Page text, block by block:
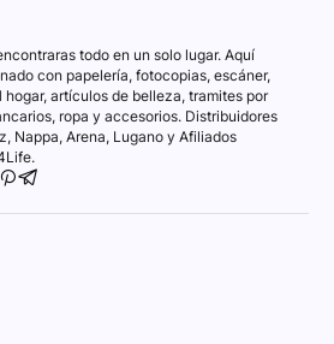
todo en un solo lugar. Aquí
con papelería, fotocopias, escáner,
artículos de belleza, tramites por
ropa y accesorios. Distribuidores
Nappa, Arena, Lugano y Afiliados